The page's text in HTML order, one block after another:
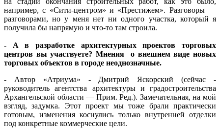
например, с «Сити-центром» и «Престижем». Разговоры —
разговорами, но у меня нет ни одного участка, который я
получила бы напрямую и что-то там строила.
- А в разработке архитектурных проектов торговых
центров вы участвуете? Мнения о внешнем виде новых
торговых объектов в городе неоднозначные.
- Автор «Атриума» - Дмитрий Яскорский (сейчас -
руководитель агентства архитектуры и градостроительства
Архангельской области — Прим. Ред.). Замечательная, на мой
взгляд, задумка. Этот проект мы тоже брали практически
готовым, изменения коснулись только внутренней отделки
под конкретные коммерческие цели.